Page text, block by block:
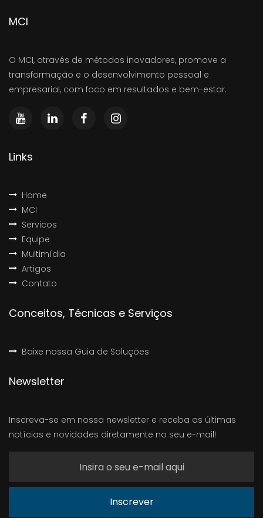
MCI
O MCI, através de métodos inovadores, promove a
transformação e o desenvolvimento pessoal e
empresarial, com foco em resultados e bem-estar.
Links
Home
MCI
Servicos
Equipe
Multimídia
Artigos
Contato
Conceitos, Técnicas e Serviços
Baixe nossa Guia de Soluções
Newsletter
Inscreva-se em nossa newsletter e receba as últimas
notícias e novidades diretamente no seu e-mail!
Inscrever